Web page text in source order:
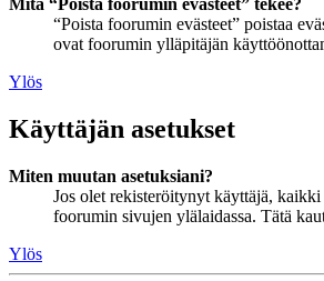
Mitä “Poista foorumin evästeet” tekee?
“Poista foorumin evästeet” poistaa
ovat foorumin ylläpitäjän
Ylös
Käyttäjän asetukset
Miten muutan asetuksiani?
Jos olet rekisteröitynyt käyttäjä,
foorumin sivujen ylälaidassa. Tätä
Ylös